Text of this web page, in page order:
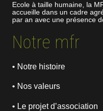
Ecole à taille humaine, la
accueille dans un cadre
par an avec une présence
Notre mfr
• Notre histoire
• Nos valeurs
• Le projet d’association